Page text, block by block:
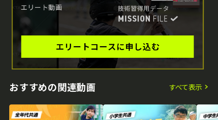
おすすめの関連動画 すべて表示